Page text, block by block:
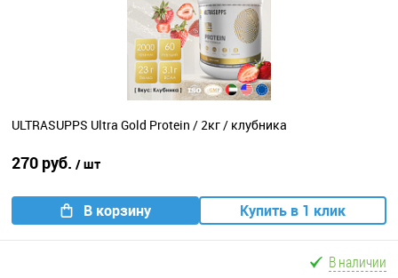
ULTRASUPPS Ultra Gold Protein / 2кг / клубника
270 руб. / шт
В корзину Купить в 1 клик
В наличии